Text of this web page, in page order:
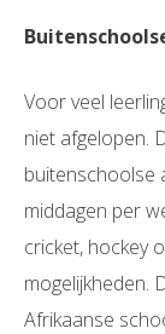
Voor veel
niet afgelopen.
buitenschoolse
middagen per
cricket, hockey
mogelijkheden.
Afrikaanse